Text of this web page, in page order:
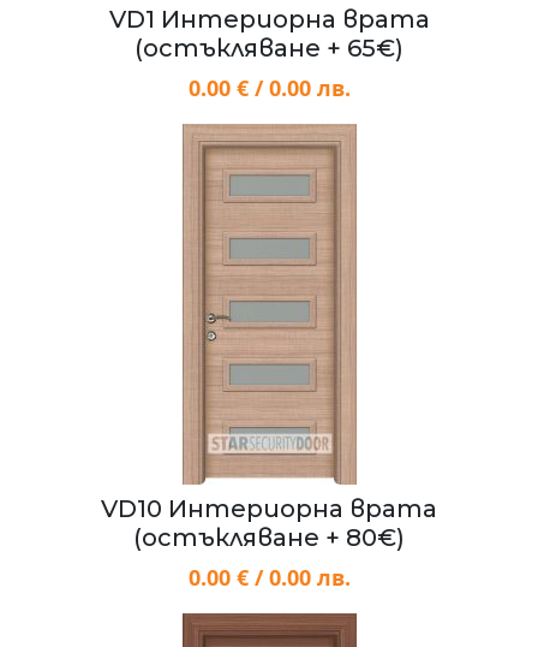
VD1 Интериорна врата
(остъкляване + 65€)
0.00 € / 0.00 лв.
VD10 Интериорна врата
(остъкляване + 80€)
0.00 € / 0.00 лв.